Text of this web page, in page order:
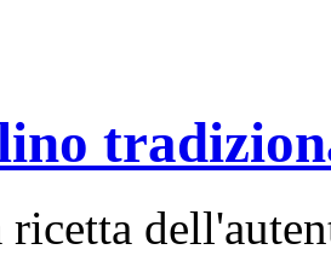
ricetta